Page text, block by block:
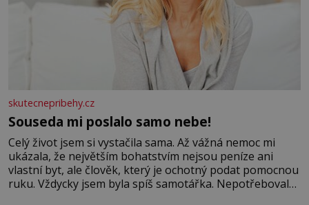
skutecnepribehy.cz
Souseda mi poslalo samo nebe!
Celý život jsem si vystačila sama. Až vážná nemoc mi
ukázala, že největším bohatstvím nejsou peníze ani
vlastní byt, ale člověk, který je ochotný podat pomocnou
ruku. Vždycky jsem byla spíš samotářka. Nepotřebovala